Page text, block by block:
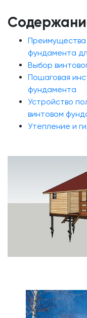
Преимущества
фундамента
Выбор
Пошаговая
фундамента
Устройство
винтовом
Утепление и